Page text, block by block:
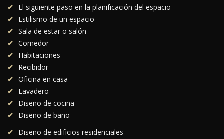
El siguiente paso en la planificación del espacio
Estilismo de un espacio
Sala de estar o salón
Comedor
Habitaciones
Recibidor
Oficina en casa
Lavadero
Diseño de cocina
Diseño de baño
Diseño de edificios residenciales